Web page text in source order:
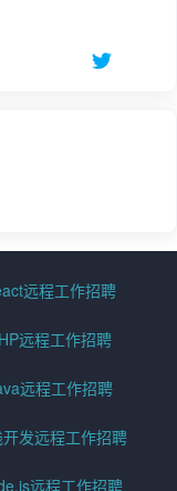
远程工作招聘
远程工作招聘
远程工作招聘
发远程工作招聘
远程工作招聘